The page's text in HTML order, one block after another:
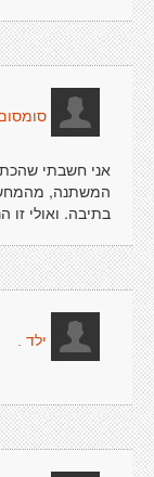
אני חשבתי
המשתנה,
בתיבה. ואולי
ילד .